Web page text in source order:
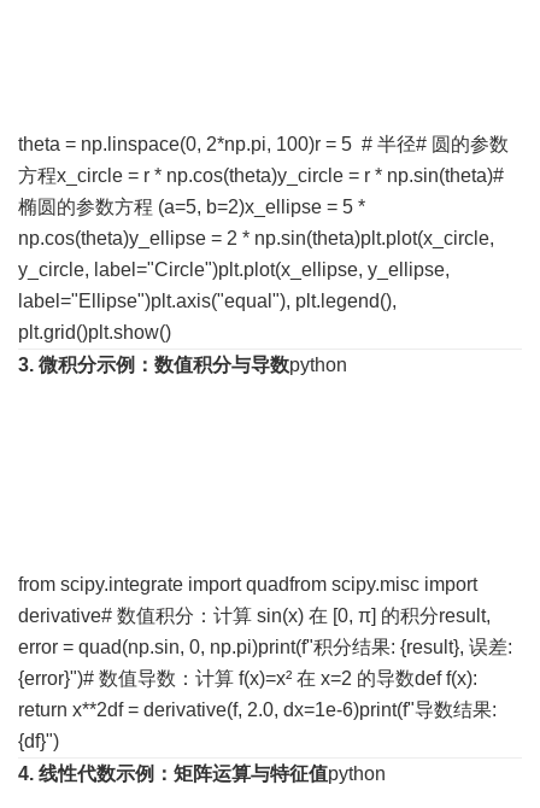
theta = np.linspace(0, 2*np.pi, 100)r = 5 # 半径# 圆的参数
方程x_circle = r * np.cos(theta)y_circle = r * np.sin(theta)#
椭圆的参数方程 (a=5, b=2)x_ellipse = 5 *
np.cos(theta)y_ellipse = 2 * np.sin(theta)plt.plot(x_circle,
y_circle, label="Circle")plt.plot(x_ellipse, y_ellipse,
label="Ellipse")plt.axis("equal"), plt.legend(),
plt.grid()plt.show()
3. 微积分示例：数值积分与导数python
from scipy.integrate import quadfrom scipy.misc import
derivative# 数值积分：计算 sin(x) 在 [0, π] 的积分result,
error = quad(np.sin, 0, np.pi)print(f"积分结果: {result}, 误差:
{error}")# 数值导数：计算 f(x)=x² 在 x=2 的导数def f(x):
return x**2df = derivative(f, 2.0, dx=1e-6)print(f"导数结果:
{df}")
4. 线性代数示例：矩阵运算与特征值python